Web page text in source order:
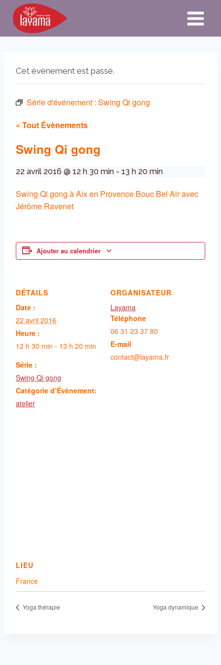
Aller
contenu
Cet évènement est passé.
Série d'événement : Swing Qi gong
« Tout Évènements
Swing Qi gong
22 avril 2016 @ 12 h 30 min - 13 h 20 min
Swing Qi gong à Aix en Provence Bouc Bel Air avec
Jérôme Ravenet
Ajouter au calendrier
DÉTAILS
Date :
22 avril 2016
Heure :
12 h 30 min - 13 h 20 min
Série :
Swing Qi gong
Catégorie d’Évènement:
atelier
ORGANISATEUR
Layama
Téléphone
06 31 23 37 80
E-mail
contact@layama.fr
LIEU
France
Yoga thérapie Yoga dynamique